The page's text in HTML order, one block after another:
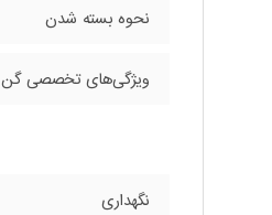
نحوه بسته شدن
ویژگی‌های تخصصی گن
نگهداری